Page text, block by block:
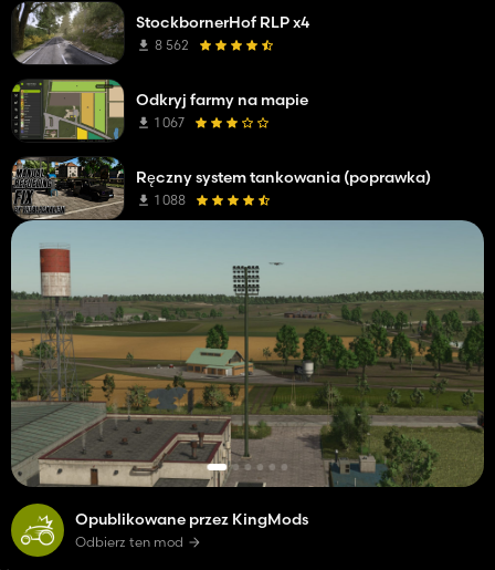
Opublikowane przez KingMods
Odbierz ten mod
StockbornerHof RLP x4
8 562
Odkryj farmy na mapie
1 067
Ręczny system tankowania (poprawka)
1 088